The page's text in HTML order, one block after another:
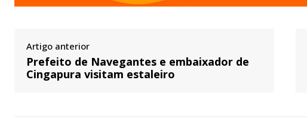
Artigo anterior
Prefeito de Navegantes e embaixador de
Cingapura visitam estaleiro